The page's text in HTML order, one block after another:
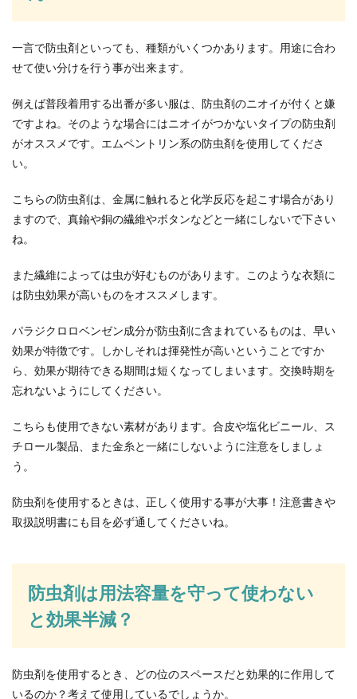
一言で防虫剤といっても、種類がいくつかあります。用途に合わ
せて使い分けを行う事が出来ます。
例えば普段着用する出番が多い服は、防虫剤のニオイが付くと嫌
ですよね。そのような場合にはニオイがつかないタイプの防虫剤
がオススメです。エムペントリン系の防虫剤を使用してくださ
い。
こちらの防虫剤は、金属に触れると化学反応を起こす場合があり
ますので、真鍮や銅の繊維やボタンなどと一緒にしないで下さい
ね。
また繊維によっては虫が好むものがあります。このような衣類に
は防虫効果が高いものをオススメします。
パラジクロロベンゼン成分が防虫剤に含まれているものは、早い
効果が特徴です。しかしそれは揮発性が高いということですか
ら、効果が期待できる期間は短くなってしまいます。交換時期を
忘れないようにしてください。
こちらも使用できない素材があります。合皮や塩化ビニール、ス
チロール製品、また金糸と一緒にしないように注意をしましょ
う。
防虫剤を使用するときは、正しく使用する事が大事！注意書きや
取扱説明書にも目を必ず通してくださいね。
防虫剤は用法容量を守って使わない
と効果半減？
防虫剤を使用するとき、どの位のスペースだと効果的に作用して
いるのか？考えて使用しているでしょうか。